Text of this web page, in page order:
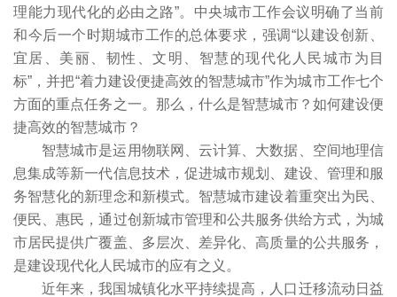
理能力现代化的必由之路”。中央城市工作会议明确了当前
和今后一个时期城市工作的总体要求，强调“以建设创新、
宜居、美丽、韧性、文明、智慧的现代化人民城市为目
标”，并把“着力建设便捷高效的智慧城市”作为城市工作七个
方面的重点任务之一。那么，什么是智慧城市？如何建设便
捷高效的智慧城市？
智慧城市是运用物联网、云计算、大数据、空间地理信
息集成等新一代信息技术，促进城市规划、建设、管理和服
务智慧化的新理念和新模式。智慧城市建设着重突出为民、
便民、惠民，通过创新城市管理和公共服务供给方式，为城
市居民提供广覆盖、多层次、差异化、高质量的公共服务，
是建设现代化人民城市的应有之义。
近年来，我国城镇化水平持续提高，人口迁移流动日益